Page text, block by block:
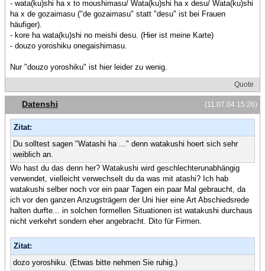
- wata(ku)shi ha x to moushimasu/ Wata(ku)shi ha x desu/ Wata(ku)shi
ha x de gozaimasu ("de gozaimasu" statt "desu" ist bei Frauen
häufiger).
- kore ha wata(ku)shi no meishi desu. (Hier ist meine Karte)
- douzo yoroshiku onegaishimasu.
Nur "douzo yoroshiku" ist hier leider zu wenig.
Quote
(11.07.04 15:26)
Datenshi
Zitat:
Du solltest sagen "Watashi ha ..." denn watakushi hoert sich sehr
weiblich an.
Wo hast du das denn her? Watakushi wird geschlechterunabhängig
verwendet, vielleicht verwechselt du da was mit atashi? Ich hab
watakushi selber noch vor ein paar Tagen ein paar Mal gebraucht, da
ich vor den ganzen Anzugsträgern der Uni hier eine Art Abschiedsrede
halten durfte... in solchen formellen Situationen ist watakushi durchaus
nicht verkehrt sondern eher angebracht. Dito für Firmen.
Zitat:
dozo yoroshiku. (Etwas bitte nehmen Sie ruhig.)